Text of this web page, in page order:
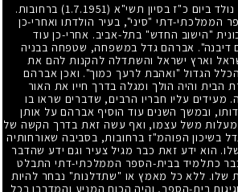
ביום כ"ז בסיון תשי"א (1.7.1951)
ברחובות.
הממלכתי-דתי "סיני", בעיר הולדתו ואחרי-כן
"הישוב החדש" בתל-אביב. אחרי-כן עוד
דיבנה". אברהם גדל במשפחה, שטפחה בבניה
וארץ ישראל והשתדלה להקנות להם את
הגדול "ואהבת לרעך כמוך". ואכן אברהם
הבית והיה הולך ומגלה בדרך חייו את האור
מעידים עליו חבריו הרבים, שדברים שראו בו
ובמשך השנים עוד הוסיף אברהם על אותן
מעלות משל עצמו, ואף עשה זאת בדרך הקשה של
בשיכון הפוהמ"ז ברחובות, בסביבה שאורחותיה
הוא ידע זאת כבר מגיל צעיר וגם ידע שהדבר
כבר כתלמיד בבית-הספר הממלכתי-דתי התבלט
שלו. ללא כל מאמץ או "שתדלנות" נבחר להיות
בית-הספר, והיה הכוח המניע והמדרבן בכל